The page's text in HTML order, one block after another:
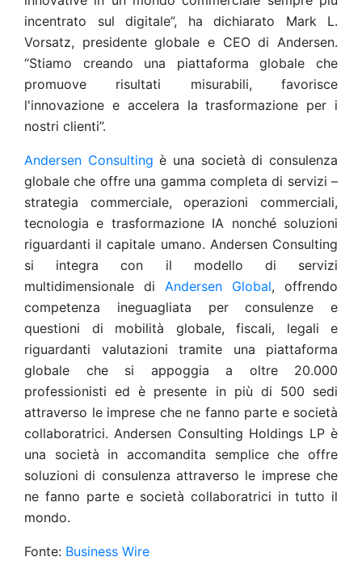
incentrato sul digitale”, ha dichiarato Mark L.
Vorsatz, presidente globale e CEO di Andersen.
“Stiamo creando una piattaforma globale che
promuove risultati misurabili, favorisce
l'innovazione e accelera la trasformazione per i
nostri clienti”.
Andersen Consulting è una società di consulenza
globale che offre una gamma completa di servizi –
strategia commerciale, operazioni commerciali,
tecnologia e trasformazione IA nonché soluzioni
riguardanti il capitale umano. Andersen Consulting
si integra con il modello di servizi
multidimensionale di Andersen Global, offrendo
competenza ineguagliata per consulenze e
questioni di mobilità globale, fiscali, legali e
riguardanti valutazioni tramite una piattaforma
globale che si appoggia a oltre 20.000
professionisti ed è presente in più di 500 sedi
attraverso le imprese che ne fanno parte e società
collaboratrici. Andersen Consulting Holdings LP è
una società in accomandita semplice che offre
soluzioni di consulenza attraverso le imprese che
ne fanno parte e società collaboratrici in tutto il
mondo.
Fonte: Business Wire